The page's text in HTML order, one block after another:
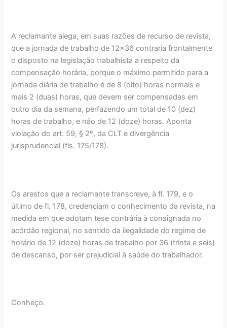
A reclamante alega, em suas razões de recurso de revista,
que a jornada de trabalho de 12x36 contraria frontalmente
o disposto na legislação trabalhista a respeito da
compensação horária, porque o máximo permitido para a
jornada diária de trabalho é de 8 (oito) horas normais e
mais 2 (duas) horas, que devem ser compensadas em
outro dia da semana, perfazendo um total de 10 (dez)
horas de trabalho, e não de 12 (doze) horas. Aponta
violação do art. 59, § 2º, da CLT e divergência
jurisprudencial (fls. 175/178).
Os arestos que a reclamante transcreve, à fl. 179, e o
último de fl. 178, credenciam o conhecimento da revista, na
medida em que adotam tese contrária à consignada no
acórdão regional, no sentido da ilegalidade do regime de
horário de 12 (doze) horas de trabalho por 36 (trinta e seis)
de descanso, por ser prejudicial à saúde do trabalhador.
Conheço.